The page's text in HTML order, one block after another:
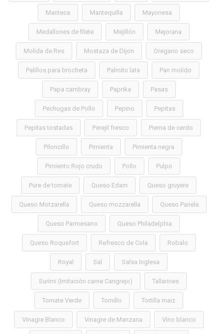
Manteca Mantequilla Mayonesa
Medallones de filete Mejillón Mejorana
Molida de Res Mostaza de Dijon Oregano seco
Palillos para brocheta Palmito lata Pan molido
Papa cambray Paprika Pasas
Pechugas de Pollo Pepino Pepitas
Pepitas tostadas Perejil fresco Pierna de cerdo
Piloncillo Pimienta Pimienta negra
Pimiento Rojo crudo Pollo Pulpo
Pure de tomate Queso Edam Queso gruyere
Queso Motzarella Queso mozzarella Queso Panela
Queso Parmesano Queso Philadelphia
Queso Roquefort Refresco de Cola Robalo
Royal Sal Salsa Inglesa
Surimi (Imitación carne Cangrejo) Tallarines
Tomate Verde Tomillo Tortilla maiz
Vinagre Blanco Vinagre de Manzana Vino blanco